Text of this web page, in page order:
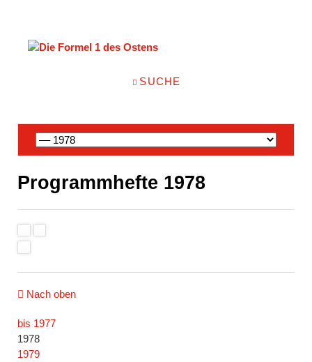
NAVIGATION
SUCHE
Navigation
überspringen
Programmhefte 1978
Nach oben
Navigation
überspringen
bis 1977
1978
1979